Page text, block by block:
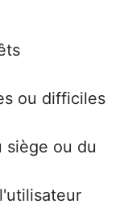
ou difficiles
siège ou du